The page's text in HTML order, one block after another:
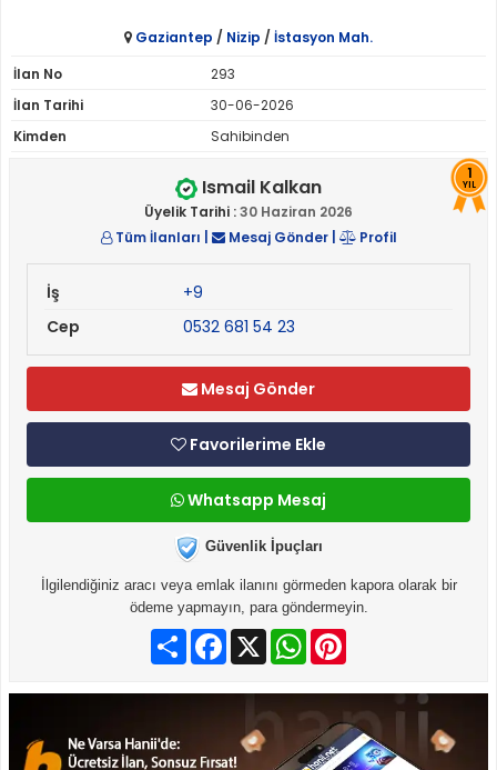
Gaziantep / Nizip / İstasyon Mah.
İlan No
293
İlan Tarihi
30-06-2026
Kimden
Sahibinden
1
YIL
Ismail Kalkan
Üyelik Tarihi :30 Haziran 2026
Tüm İlanları
Mesaj Gönder| Profil
İş
+9
Cep
0532 681 54 23
Mesaj Gönder
Favorilerime Ekle
Whatsapp Mesaj
Güvenlik İpuçları
İlgilendiğiniz aracı veya emlak ilanını görmeden kapora olarak bir
ödeme yapmayın, para göndermeyin.
PaylaşFacebook
X WhatsApp